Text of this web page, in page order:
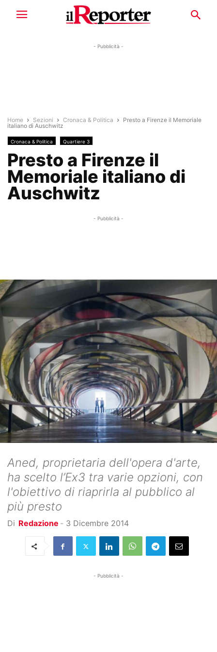
- Pubblicità -
Home Sezioni Cronaca & Politica
Presto a Firenze il Memoriale
italiano di Auschwitz
Cronaca & Politica Quartiere 3
Presto a Firenze il
Memoriale italiano di
Auschwitz
- Pubblicità -
Aned, proprietaria dell'opera d'arte,
ha scelto l’Ex3 tra varie opzioni, con
l'obiettivo di riaprirla al pubblico al
più presto
Di Redazione - 3 Dicembre 2014
- Pubblicità -